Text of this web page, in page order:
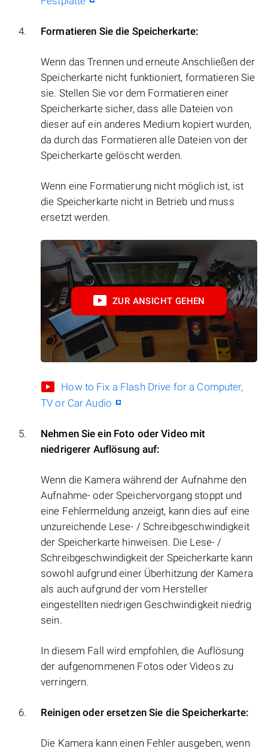
Formatieren Sie die Speicherkarte:
Wenn das Trennen und erneute Anschließen der
Speicherkarte nicht funktioniert, formatieren Sie
sie. Stellen Sie vor dem Formatieren einer
Speicherkarte sicher, dass alle Dateien von
dieser auf ein anderes Medium kopiert wurden,
da durch das Formatieren alle Dateien von der
Speicherkarte gelöscht werden.
Wenn eine Formatierung nicht möglich ist, ist
die Speicherkarte nicht in Betrieb und muss
ersetzt werden.
ZUR ANSICHT GEHEN
How to Fix a Flash Drive for a Computer,
TV or Car Audio
Nehmen Sie ein Foto oder Video mit
niedrigerer Auflösung auf:
Wenn die Kamera während der Aufnahme den
Aufnahme- oder Speichervorgang stoppt und
eine Fehlermeldung anzeigt, kann dies auf eine
unzureichende Lese- / Schreibgeschwindigkeit
der Speicherkarte hinweisen. Die Lese- /
Schreibgeschwindigkeit der Speicherkarte kann
sowohl aufgrund einer Überhitzung der Kamera
als auch aufgrund der vom Hersteller
eingestellten niedrigen Geschwindigkeit niedrig
sein.
In diesem Fall wird empfohlen, die Auflösung
der aufgenommenen Fotos oder Videos zu
verringern.
Reinigen oder ersetzen Sie die Speicherkarte:
Die Kamera kann einen Fehler ausgeben, wenn